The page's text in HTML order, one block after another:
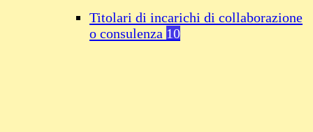
Titolari di incarichi di collaborazione
o consulenza 10